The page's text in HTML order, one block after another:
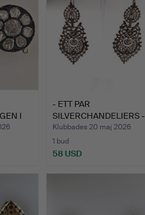
I
- ETT PAR
SILVERCHANDELIERS -
PORTUGAL.
Klubbades 20 maj 2026
1 bud
58 USD